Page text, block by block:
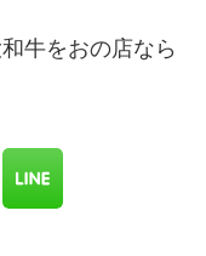
牛をおの店なら